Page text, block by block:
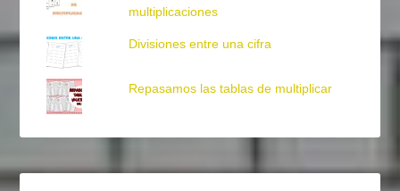
multiplicaciones
Divisiones entre una cifra
Repasamos las tablas de multiplicar